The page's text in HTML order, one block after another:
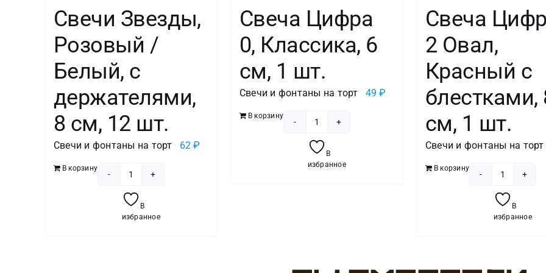
Свечи Звезды,
Розовый /
Белый, с
держателями,
8 см, 12 шт.
Свечи и фонтаны на торт 62₽
В корзину
товара
Свечи
В
избранное
Свеча Цифра
0, Классика, 6
см, 1 шт.
Свечи и фонтаны на торт 49₽
В корзину
товара
Свеча
В
избранное
Свеча
2 Овал,
Красный с
блестками,
см, 1 шт.
Свечи и фонтаны на торт
В корзину
товара
Свеча
В
избранное